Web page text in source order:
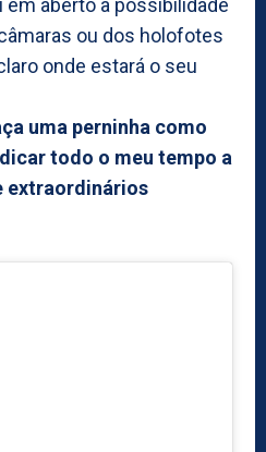
em aberto a possibilidade
ou dos holofotes
onde estará o seu
uma perninha como
todo o meu tempo a
extraordinários